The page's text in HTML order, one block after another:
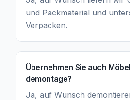
und Packmaterial und
Verpacken.
Übernehmen Sie auch
demontage?
Ja, auf Wunsch